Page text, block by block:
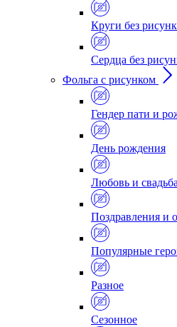
Круги без
Сердца без
Фольга с рисунком
Гендер пати и
День рождения
Любовь и свадьба
Поздравления и
Популярные
Разное
Сезонное